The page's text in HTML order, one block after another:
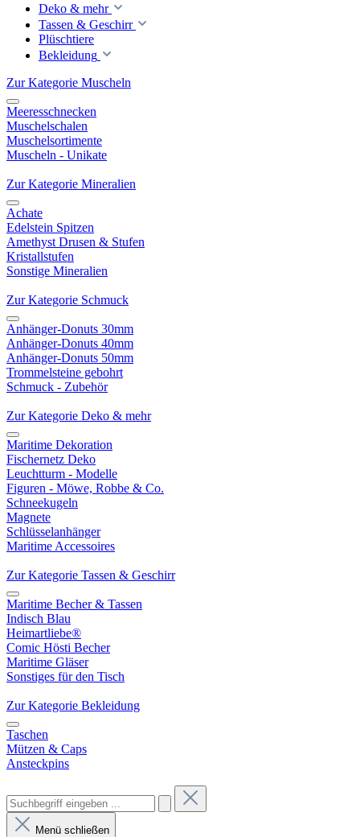
Deko & mehr
Tassen & Geschirr
Plüschtiere
Bekleidung
Zur Kategorie Muscheln
Meeresschnecken
Muschelschalen
Muschelsortimente
Muscheln - Unikate
Zur Kategorie Mineralien
Achate
Edelstein Spitzen
Amethyst Drusen & Stufen
Kristallstufen
Sonstige Mineralien
Zur Kategorie Schmuck
Anhänger-Donuts 30mm
Anhänger-Donuts 40mm
Anhänger-Donuts 50mm
Trommelsteine gebohrt
Schmuck - Zubehör
Zur Kategorie Deko & mehr
Maritime Dekoration
Fischernetz Deko
Leuchtturm - Modelle
Figuren - Möwe, Robbe & Co.
Schneekugeln
Magnete
Schlüsselanhänger
Maritime Accessoires
Zur Kategorie Tassen & Geschirr
Maritime Becher & Tassen
Indisch Blau
Heimartliebe®
Comic Hösti Becher
Maritime Gläser
Sonstiges für den Tisch
Zur Kategorie Bekleidung
Taschen
Mützen & Caps
Ansteckpins
Menü schließen